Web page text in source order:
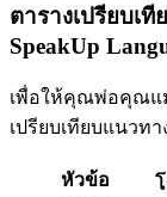
ตารางเปรียบเ
SpeakUp
เพื่อให้คุณพ่อคุณแ
เปรียบเทียบแนวท
หัวข้อ